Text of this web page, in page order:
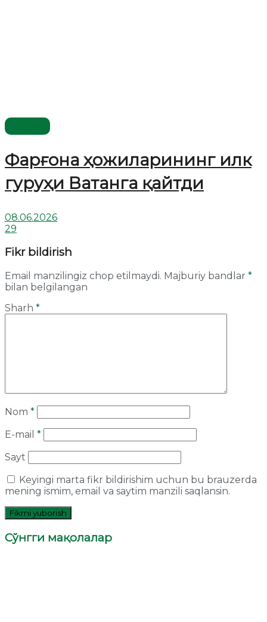
Фарғона ҳожиларининг илк
гуруҳи Ватанга қайтди
08.06.2026
29
Fikr bildirish
Email manzilingiz chop etilmaydi. Majburiy bandlar *
bilan belgilangan
Sharh *
Nom *
E-mail *
Sayt
Keyingi marta fikr bildirishim uchun bu brauzerda
mening ismim, email va saytim manzili saqlansin.
Сўнгги мақолалар